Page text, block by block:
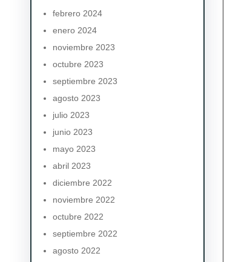
febrero 2024
enero 2024
noviembre 2023
octubre 2023
septiembre 2023
agosto 2023
julio 2023
junio 2023
mayo 2023
abril 2023
diciembre 2022
noviembre 2022
octubre 2022
septiembre 2022
agosto 2022